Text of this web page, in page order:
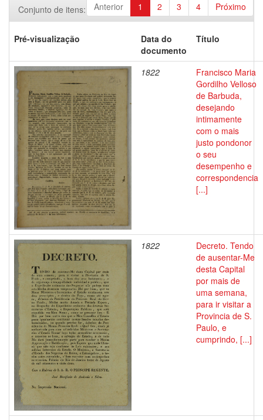
Anterior 1 2 3 4 Próximo
Conjunto de itens:
Pré-visualização
Data do
documento
Título
1822
Francisco Maria
Gordilho Velloso
de Barbuda,
desejando
intimamente
com o mais
justo pondonor
o seu
desempenho e
correspondencia
[...]
1822
Decreto. Tendo
de ausentar-Me
desta Capital
por mais de
uma semana,
para ir visitar a
Provincia de S.
Paulo, e
cumprindo, [...]